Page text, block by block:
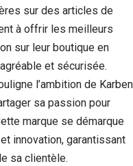
sur des articles de
à offrir les meilleurs
sur leur boutique en
et sécurisée.
l’ambition de Karben
sa passion pour
marque se démarque
innovation, garantissant
sa clientèle.